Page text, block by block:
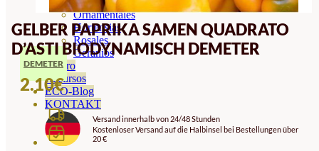
Ornamentales
Hortensias
Rosales
Geranios
Vivero
Recursos
ECO-Blog
KONTAKT
GELBER PAPRIKA SAMEN QUADRATO
D’ASTI BIODYNAMISCH DEMETER
DEMETER
2.10€
Versand innerhalb von 24/48 Stunden
Kostenloser Versand auf die Halbinsel bei Bestellungen über
20 €